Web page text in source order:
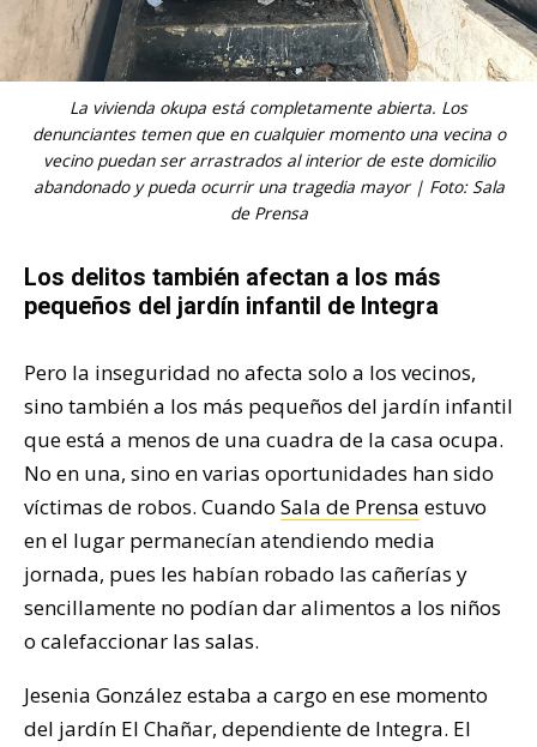
La vivienda okupa está completamente abierta. Los
denunciantes temen que en cualquier momento una vecina o
vecino puedan ser arrastrados al interior de este domicilio
abandonado y pueda ocurrir una tragedia mayor | Foto: Sala
de Prensa
Los delitos también afectan a los más
pequeños del jardín infantil de Integra
Pero la inseguridad no afecta solo a los vecinos,
sino también a los más pequeños del jardín infantil
que está a menos de una cuadra de la casa ocupa.
No en una, sino en varias oportunidades han sido
víctimas de robos. Cuando Sala de Prensa estuvo
en el lugar permanecían atendiendo media
jornada, pues les habían robado las cañerías y
sencillamente no podían dar alimentos a los niños
o calefaccionar las salas.
Jesenia González estaba a cargo en ese momento
del jardín El Chañar, dependiente de Integra. El